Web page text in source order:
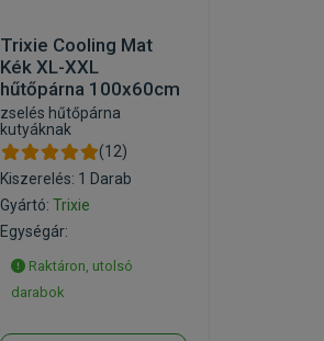
Trixie Cooling Mat
Kék XL-XXL
hűtőpárna 100x60cm
zselés hűtőpárna
kutyáknak
(12)
Kiszerelés: 1 Darab
Gyártó:Trixie
Egységár:
Raktáron, utolsó
darabok